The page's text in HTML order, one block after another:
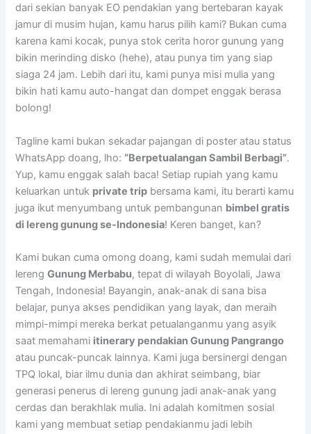
dari sekian banyak EO pendakian yang bertebaran kayak
jamur di musim hujan, kamu harus pilih kami? Bukan cuma
karena kami kocak, punya stok cerita horor gunung yang
bikin merinding disko (hehe), atau punya tim yang siap
siaga 24 jam. Lebih dari itu, kami punya misi mulia yang
bikin hati kamu auto-hangat dan dompet enggak berasa
bolong!
Tagline kami bukan sekadar pajangan di poster atau status
WhatsApp doang, lho: “Berpetualangan Sambil Berbagi”.
Yup, kamu enggak salah baca! Setiap rupiah yang kamu
keluarkan untuk private trip bersama kami, itu berarti kamu
juga ikut menyumbang untuk pembangunan bimbel gratis
di lereng gunung se-Indonesia! Keren banget, kan?
Kami bukan cuma omong doang, kami sudah memulai dari
lerengGunung Merbabu, tepat di wilayah Boyolali, Jawa
Tengah, Indonesia! Bayangin, anak-anak di sana bisa
belajar, punya akses pendidikan yang layak, dan meraih
mimpi-mimpi mereka berkat petualanganmu yang asyik
saat memahami itinerary pendakian Gunung Pangrango
atau puncak-puncak lainnya. Kami juga bersinergi dengan
TPQ lokal, biar ilmu dunia dan akhirat seimbang, biar
generasi penerus di lereng gunung jadi anak-anak yang
cerdas dan berakhlak mulia. Ini adalah komitmen sosial
kami yang membuat setiap pendakianmu jadi lebih